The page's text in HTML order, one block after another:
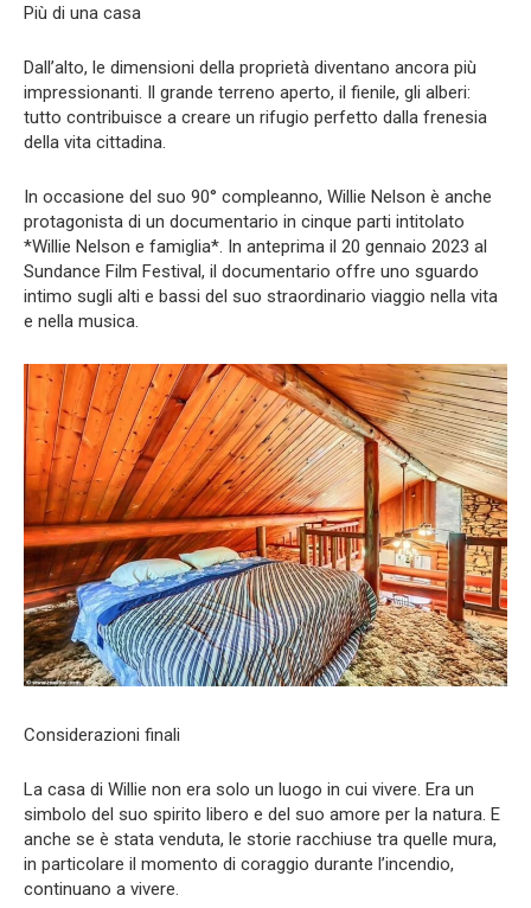
Più di una casa
Dall’alto, le dimensioni della proprietà diventano ancora più
impressionanti. Il grande terreno aperto, il fienile, gli alberi:
tutto contribuisce a creare un rifugio perfetto dalla frenesia
della vita cittadina.
In occasione del suo 90° compleanno, Willie Nelson è anche
protagonista di un documentario in cinque parti intitolato
*Willie Nelson e famiglia*. In anteprima il 20 gennaio 2023 al
Sundance Film Festival, il documentario offre uno sguardo
intimo sugli alti e bassi del suo straordinario viaggio nella vita
e nella musica.
Considerazioni finali
La casa di Willie non era solo un luogo in cui vivere. Era un
simbolo del suo spirito libero e del suo amore per la natura. E
anche se è stata venduta, le storie racchiuse tra quelle mura,
in particolare il momento di coraggio durante l’incendio,
continuano a vivere.